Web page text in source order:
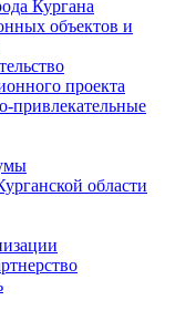
Кургана
объектов и
проекта
привлекательные
области